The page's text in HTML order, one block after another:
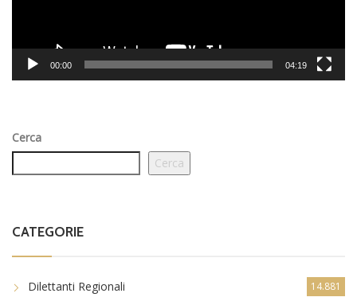
00:00 04:19
Cerca
Cerca
CATEGORIE
Dilettanti Regionali 14.881